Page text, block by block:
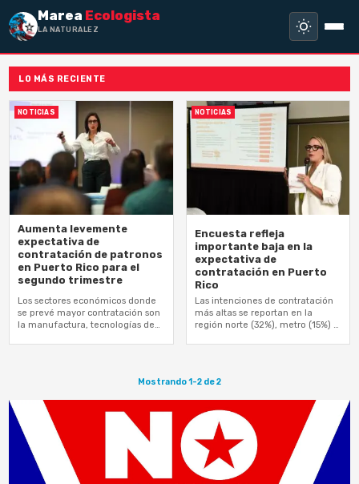
Marea Ecologista
LA NATURALEZA NO
LO MÁS RECIENTE
NOTICIAS
Aumenta levemente
expectativa de
contratación de patronos
en Puerto Rico para el
segundo trimestre
Los sectores económicos donde
se prevé mayor contratación son
la manufactura, tecnologías de
NOTICIAS
Encuesta refleja
importante baja en la
expectativa de
contratación en Puerto
Rico
Las intenciones de contratación
más altas se reportan en la
región norte (32%), metro (15%) y
Mostrando 1-2 de 2